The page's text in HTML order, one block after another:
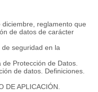
reglamento que
de datos de carácter
seguridad en la
Protección de Datos.
de datos. Definiciones.
DE APLICACIÓN.